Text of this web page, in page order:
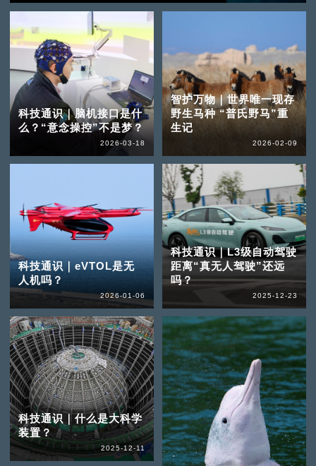
科技通识｜脑机接口是什
么？“意念操控”不是梦？
2026-03-18
智护万物｜世界唯一现存
野生马种 “普氏野马”重
生记
2026-02-09
科技通识｜eVTOL是无
人机吗？
2026-01-06
科技通识｜L3级自动驾驶
距离“真无人驾驶”还远
吗？
2025-12-23
科技通识｜什么是大科学
装置？
2025-12-11